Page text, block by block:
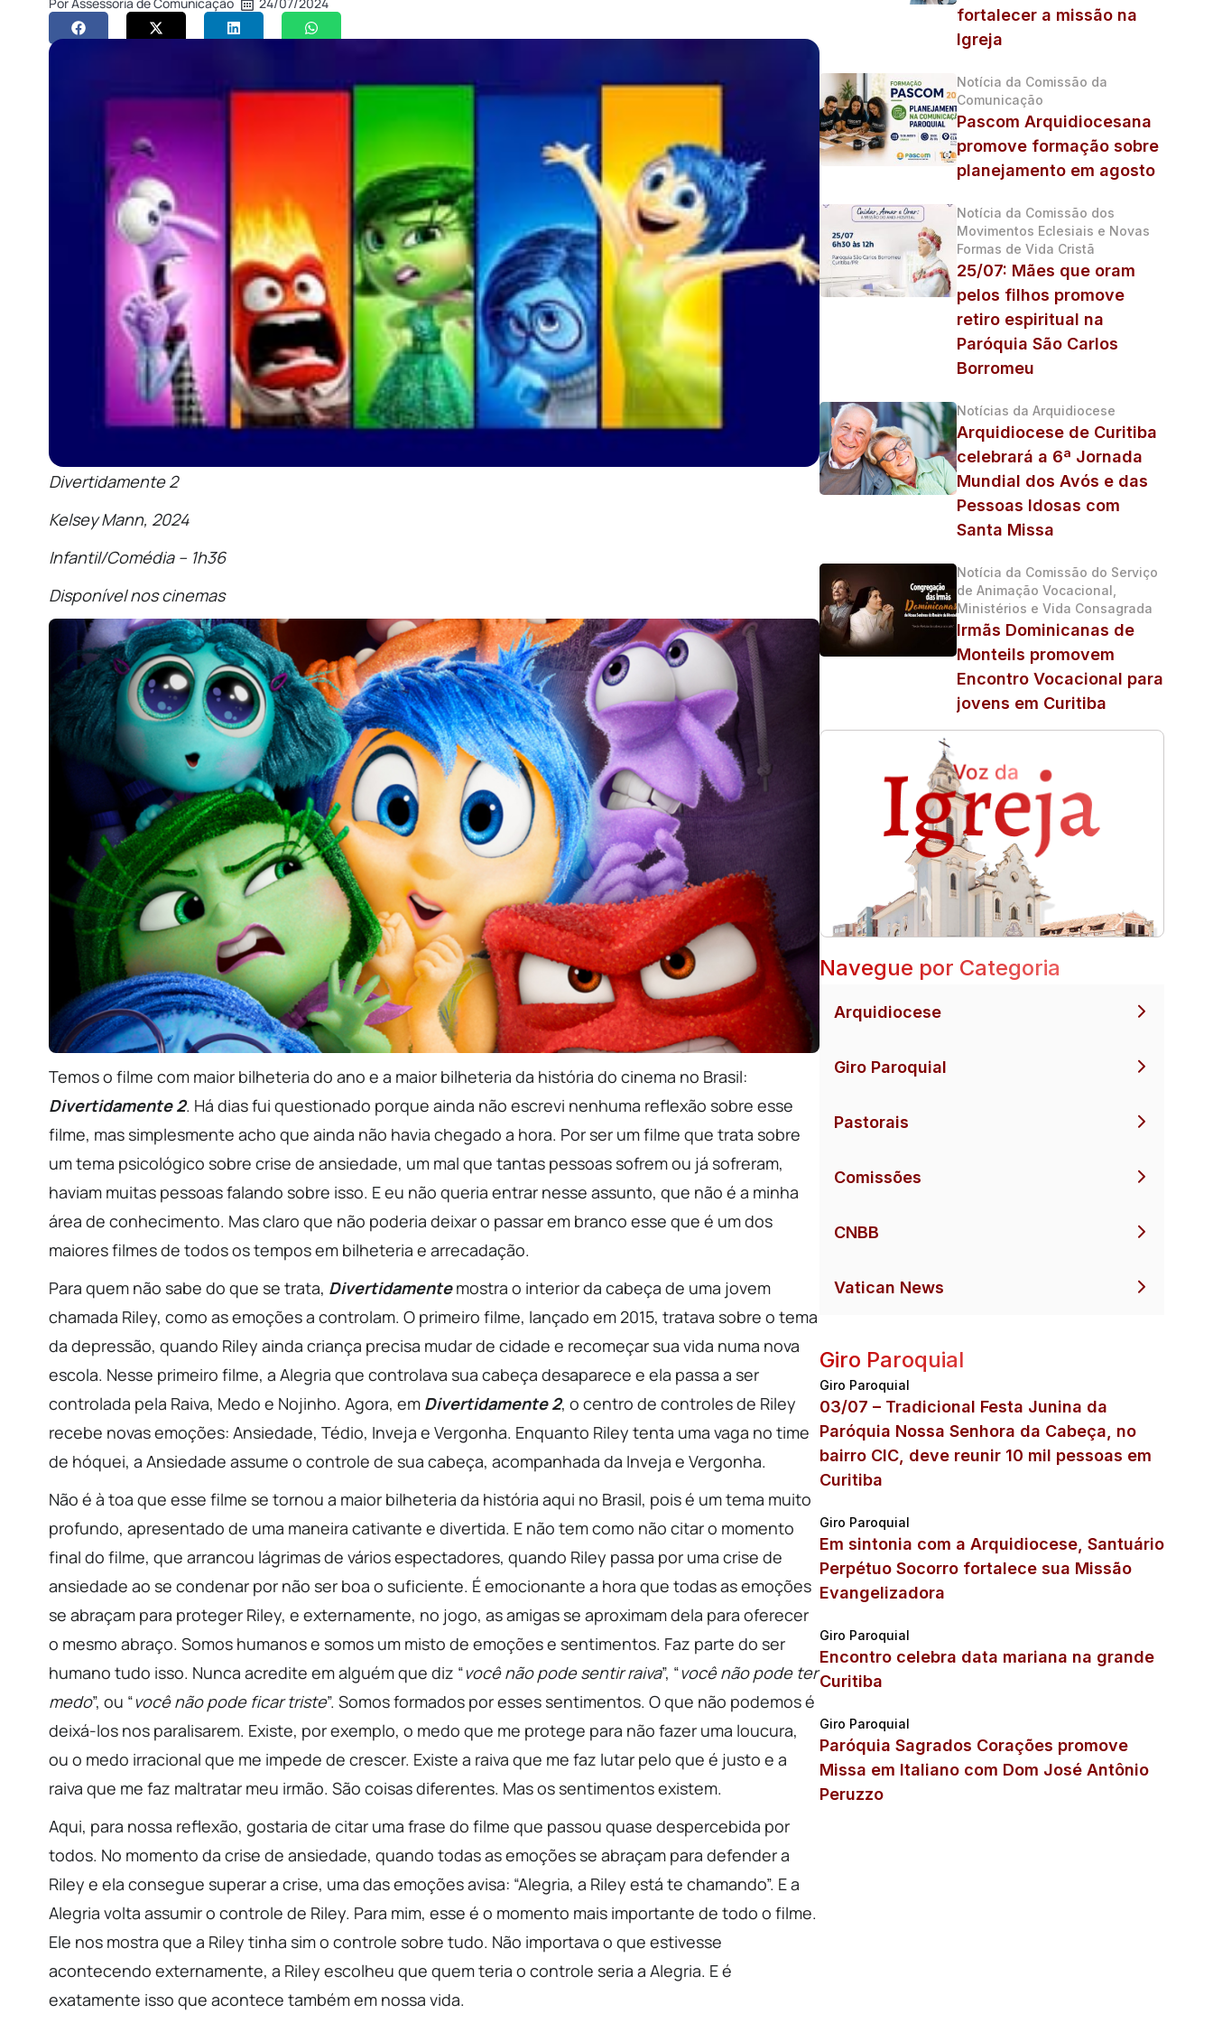
PorAssessoria de Comunicação 24/07/2024
Divertidamente 2
Kelsey Mann, 2024
Infantil/Comédia – 1h36
Disponível nos cinemas
Temos o filme com maior bilheteria do ano e a maior bilheteria da história do cinema no Brasil:
Divertidamente 2. Há dias fui questionado porque ainda não escrevi nenhuma reflexão sobre esse
filme, mas simplesmente acho que ainda não havia chegado a hora. Por ser um filme que trata sobre
um tema psicológico sobre crise de ansiedade, um mal que tantas pessoas sofrem ou já sofreram,
haviam muitas pessoas falando sobre isso. E eu não queria entrar nesse assunto, que não é a minha
área de conhecimento. Mas claro que não poderia deixar o passar em branco esse que é um dos
maiores filmes de todos os tempos em bilheteria e arrecadação.
Para quem não sabe do que se trata, Divertidamentemostra o interior da cabeça de uma jovem
chamada Riley, como as emoções a controlam. O primeiro filme, lançado em 2015, tratava sobre o tema
da depressão, quando Riley ainda criança precisa mudar de cidade e recomeçar sua vida numa nova
escola. Nesse primeiro filme, a Alegria que controlava sua cabeça desaparece e ela passa a ser
controlada pela Raiva, Medo e Nojinho. Agora, em Divertidamente 2, o centro de controles de Riley
recebe novas emoções: Ansiedade, Tédio, Inveja e Vergonha. Enquanto Riley tenta uma vaga no time
de hóquei, a Ansiedade assume o controle de sua cabeça, acompanhada da Inveja e Vergonha.
Não é à toa que esse filme se tornou a maior bilheteria da história aqui no Brasil, pois é um tema muito
profundo, apresentado de uma maneira cativante e divertida. E não tem como não citar o momento
final do filme, que arrancou lágrimas de vários espectadores, quando Riley passa por uma crise de
ansiedade ao se condenar por não ser boa o suficiente. É emocionante a hora que todas as emoções
se abraçam para proteger Riley, e externamente, no jogo, as amigas se aproximam dela para oferecer
o mesmo abraço. Somos humanos e somos um misto de emoções e sentimentos. Faz parte do ser
humano tudo isso. Nunca acredite em alguém que diz “você não pode sentir raiva”, “você não pode ter
medo”, ou “você não pode ficar triste”. Somos formados por esses sentimentos. O que não podemos é
deixá-los nos paralisarem. Existe, por exemplo, o medo que me protege para não fazer uma loucura,
ou o medo irracional que me impede de crescer. Existe a raiva que me faz lutar pelo que é justo e a
raiva que me faz maltratar meu irmão. São coisas diferentes. Mas os sentimentos existem.
Aqui, para nossa reflexão, gostaria de citar uma frase do filme que passou quase despercebida por
todos. No momento da crise de ansiedade, quando todas as emoções se abraçam para defender a
Riley e ela consegue superar a crise, uma das emoções avisa: “Alegria, a Riley está te chamando”. E a
Alegria volta assumir o controle de Riley. Para mim, esse é o momento mais importante de todo o filme.
Ele nos mostra que a Riley tinha sim o controle sobre tudo. Não importava o que estivesse
acontecendo externamente, a Riley escolheu que quem teria o controle seria a Alegria. E é
exatamente isso que acontece também em nossa vida.
fortalecer a missão na
Igreja
Notícia da Comissão da
Comunicação
Pascom Arquidiocesana
promove formação sobre
planejamento em agosto
Notícia da Comissão dos
Movimentos Eclesiais e Novas
Formas de Vida Cristã
25/07: Mães que oram
pelos filhos promove
retiro espiritual na
Paróquia São Carlos
Borromeu
Notícias da Arquidiocese
Arquidiocese de Curitiba
celebrará a 6ª Jornada
Mundial dos Avós e das
Pessoas Idosas com
Santa Missa
Notícia da Comissão do Serviço
de Animação Vocacional,
Ministérios e Vida Consagrada
Irmãs Dominicanas de
Monteils promovem
Encontro Vocacional para
jovens em Curitiba
Navegue por Categoria
Arquidiocese
Giro Paroquial
Pastorais
Comissões
CNBB
Vatican News
Giro Paroquial
Giro Paroquial
03/07 – Tradicional Festa Junina da
Paróquia Nossa Senhora da Cabeça, no
bairro CIC, deve reunir 10 mil pessoas em
Curitiba
Giro Paroquial
Em sintonia com a Arquidiocese, Santuário
Perpétuo Socorro fortalece sua Missão
Evangelizadora
Giro Paroquial
Encontro celebra data mariana na grande
Curitiba
Giro Paroquial
Paróquia Sagrados Corações promove
Missa em Italiano com Dom José Antônio
Peruzzo